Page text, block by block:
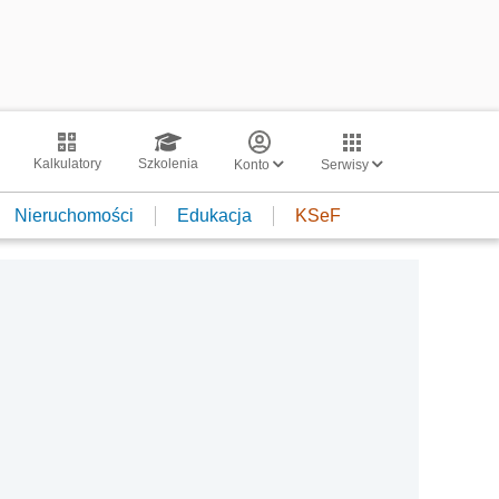
Kalkulatory Szkolenia Konto Serwisy
Nieruchomości Edukacja KSeF